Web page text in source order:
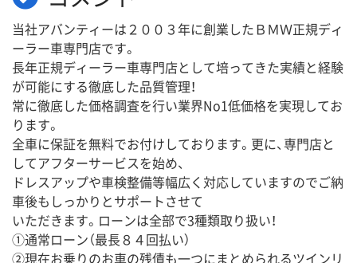
当社アバンティーは２００３年に創業したＢＭＷ正規ディ
ーラー車専門店です。
長年正規ディーラー車専門店として培ってきた実績と経験
が可能にする徹底した品質管理！
常に徹底した価格調査を行い業界No1低価格を実現してお
ります。
全車に保証を無料でお付けしております。更に、専門店と
してアフターサービスを始め、
ドレスアップや車検整備等幅広く対応していますのでご納
車後もしっかりとサポートさせて
いただきます。ローンは全部で3種類取り扱い！
①通常ローン（最長８４回払い）
②現在お乗りのお車の残債も一つにまとめられるツインリ